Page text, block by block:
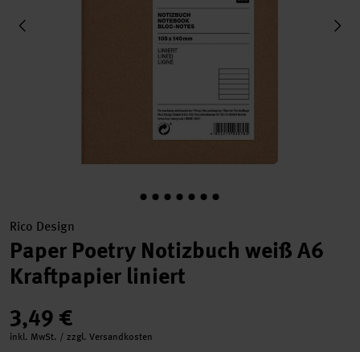
Rico Design
Paper Poetry Notizbuch weiß A6
Kraftpapier liniert
3,49 €
inkl. MwSt. / zzgl. Versandkosten